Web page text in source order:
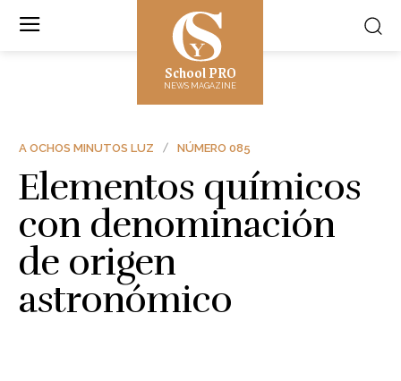
School PRO
NEWS MAGAZINE
A OCHOS MINUTOS LUZ NÚMERO 085
Elementos químicos
con denominación
de origen
astronómico